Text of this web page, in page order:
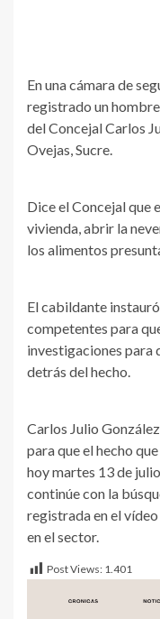
En una cámara de
registrado un
del Concejal Carlos
Ovejas, Sucre.
Dice el Concejal que
vivienda, abrir la
los alimentos
El cabildante
competentes para
investigaciones para
detrás del hecho.
Carlos Julio
para que el hecho
hoy martes 13 de
continúe con la
registrada en el
en el sector.
Post Views: 1.401